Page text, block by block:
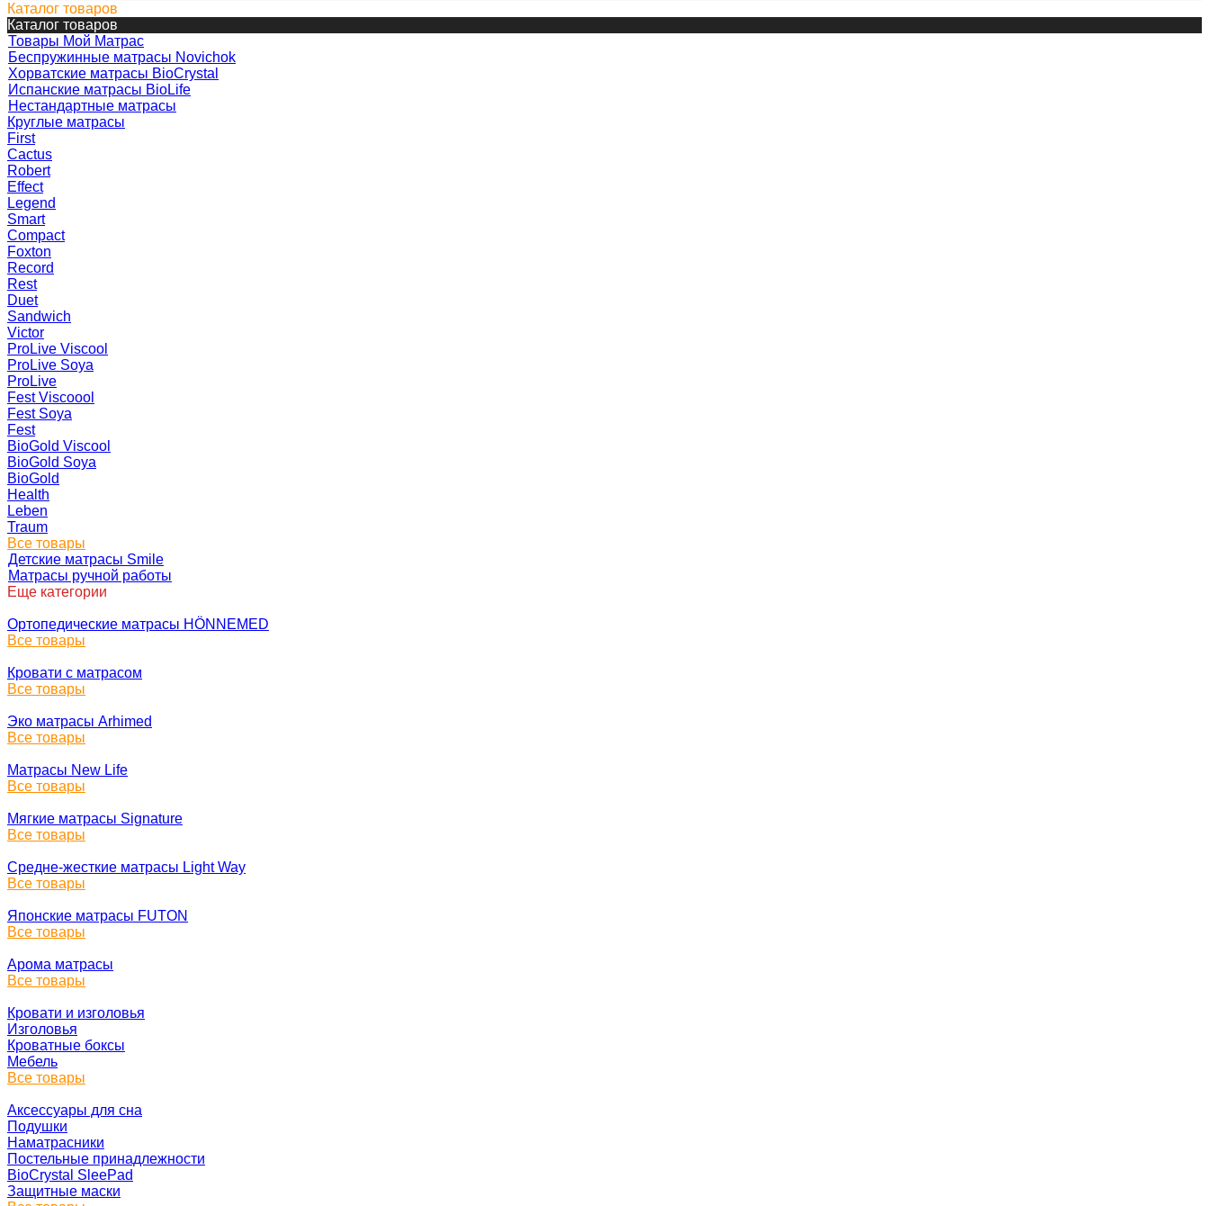
Каталог товаров
Каталог товаров
Товары Мой Матрас
Беспружинные матрасы Novichok
Хорватские матрасы BioCrystal
Испанские матрасы BioLife
Нестандартные матрасы
Круглые матрасы
First
Cactus
Robert
Effect
Legend
Smart
Compact
Foxton
Record
Rest
Duet
Sandwich
Victor
ProLive Viscool
ProLive Soya
ProLive
Fest Viscoool
Fest Soya
Fest
BioGold Viscool
BioGold Soya
BioGold
Health
Leben
Traum
Все товары
Детские матрасы Smile
Матрасы ручной работы
Еще категории
Ортопедические матрасы HÖNNEMED
Все товары
Кровати с матрасом
Все товары
Эко матрасы Arhimed
Все товары
Матрасы New Life
Все товары
Мягкие матрасы Signature
Все товары
Средне-жесткие матрасы Light Way
Все товары
Японские матрасы FUTON
Все товары
Арома матрасы
Все товары
Кровати и изголовья
Изголовья
Кроватные боксы
Мебель
Все товары
Аксессуары для сна
Подушки
Наматрасники
Постельные принадлежности
BioCrystal SleePad
Защитные маски